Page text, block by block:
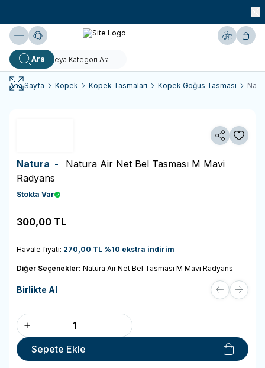
Yardım
Ara
Hesabım
Ana Sayfa Köpek Köpek Tasmaları Köpek Göğüs Tasması
Paylaş
Natura - Natura Air Net Bel Tasması M Mavi
Radyans
Stokta Var
300,00 TL
Havale fiyatı: 270,00 TL %10 ekstra indirim
Diğer Seçenekler: Natura Air Net Bel Tasması M Mavi Radyans
Birlikte Al
Sepete Ekle